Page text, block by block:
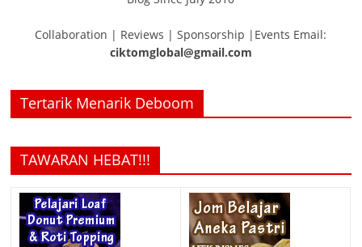
Collaboration | Reviews | Sponsorship |Events Email:
ciktomglobal@gmail.com
Tertarik Menarik Deboom
TAWARAN HEBAT!!!